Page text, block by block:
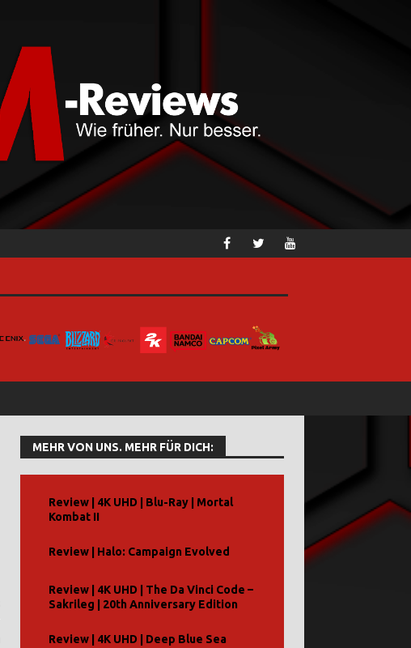
MEHR VON UNS. MEHR FÜR DICH:
Review | 4K UHD | Blu-Ray | Mortal
Kombat II
Review | Halo: Campaign Evolved
Review | 4K UHD | The Da Vinci Code –
Sakrileg | 20th Anniversary Edition
Review | 4K UHD | Deep Blue Sea